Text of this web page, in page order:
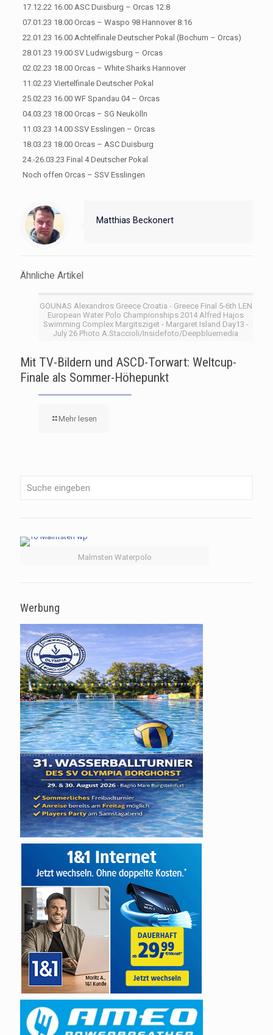
17.12.22 16.00 ASC Duisburg – Orcas 12:8
07.01.23 18.00 Orcas – Waspo 98 Hannover 8:16
22.01.23 16.00 Achtelfinale Deutscher Pokal (Bochum – Orcas)
28.01.23 19.00 SV Ludwigsburg – Orcas
02.02.23 18.00 Orcas – White Sharks Hannover
11.02.23 Viertelfinale Deutscher Pokal
25.02.23 16.00 WF Spandau 04 – Orcas
04.03.23 18.00 Orcas – SG Neukölln
11.03.23 14.00 SSV Esslingen – Orcas
18.03.23 18.00 Orcas – ASC Duisburg
24.-26.03.23 Final 4 Deutscher Pokal
Noch offen Orcas – SSV Esslingen
Matthias Beckonert
Ähnliche Artikel
GOUNAS Alexandros Greece Croatia - Greece Final 5-6th LEN
European Water Polo Championships 2014 Alfred Hajos
Swimming Complex Margitsziget - Margaret Island Day13 -
July 26 Photo A.Staccioli/Insidefoto/Deepbluemedia
Mit TV-Bildern und ASCD-Torwart: Weltcup-
Finale als Sommer-Höhepunkt
Mehr lesen
Malmsten Waterpolo
Werbung